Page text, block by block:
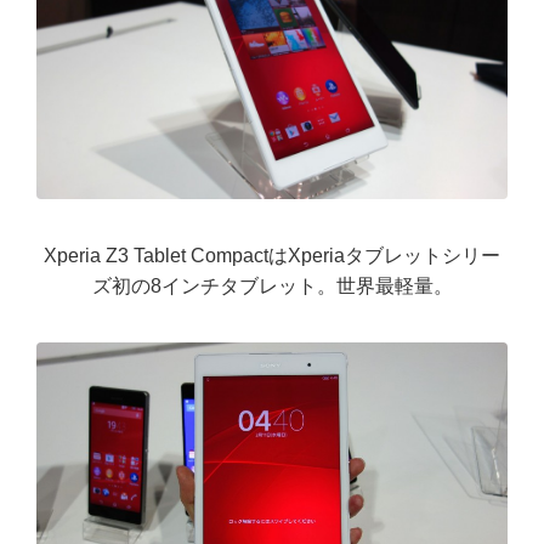
Xperia Z3 Tablet CompactはXperiaタブレットシリー
ズ初の8インチタブレット。世界最軽量。